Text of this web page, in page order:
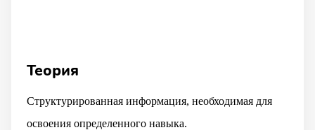
Теория
Структурированная информация, необходимая для
освоения определенного навыка.